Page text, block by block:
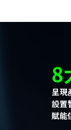
8
呈現
設置
賦能